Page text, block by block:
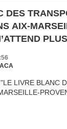
DES
AIX-